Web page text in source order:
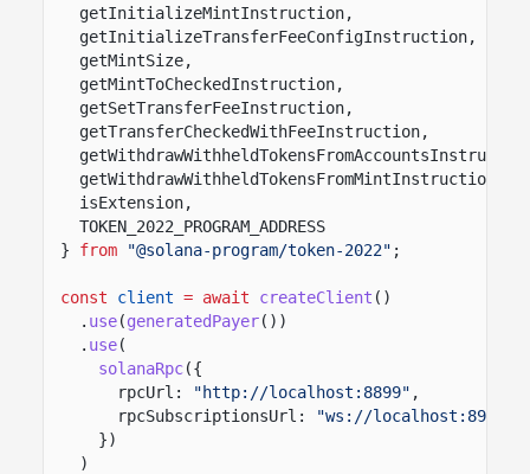
getInitializeMintInstruction,
getInitializeTransferFeeConfigInstruction,
getMintSize,
getMintToCheckedInstruction,
getSetTransferFeeInstruction,
getTransferCheckedWithFeeInstruction,
getWithdrawWithheldTokensFromMintInstruction,
isExtension,
TOKEN_2022_PROGRAM_ADDRESS
}
from "@solana-program/token-2022" ;
const client = await createClient ()
. use(generatedPayer())
. use(
solanaRpc({
rpcUrl:
"http://localhost:8899" ,
rpcSubscriptionsUrl:
"ws://localhost:8900"
})
)